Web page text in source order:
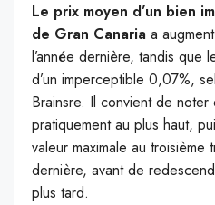
Le prix moyen d’un bien
de Gran Canaria a
l’année dernière, tandis que
d’un imperceptible 0,07%,
Brainsre. Il convient de
pratiquement au plus haut,
valeur maximale au troisième
dernière, avant de
plus tard.